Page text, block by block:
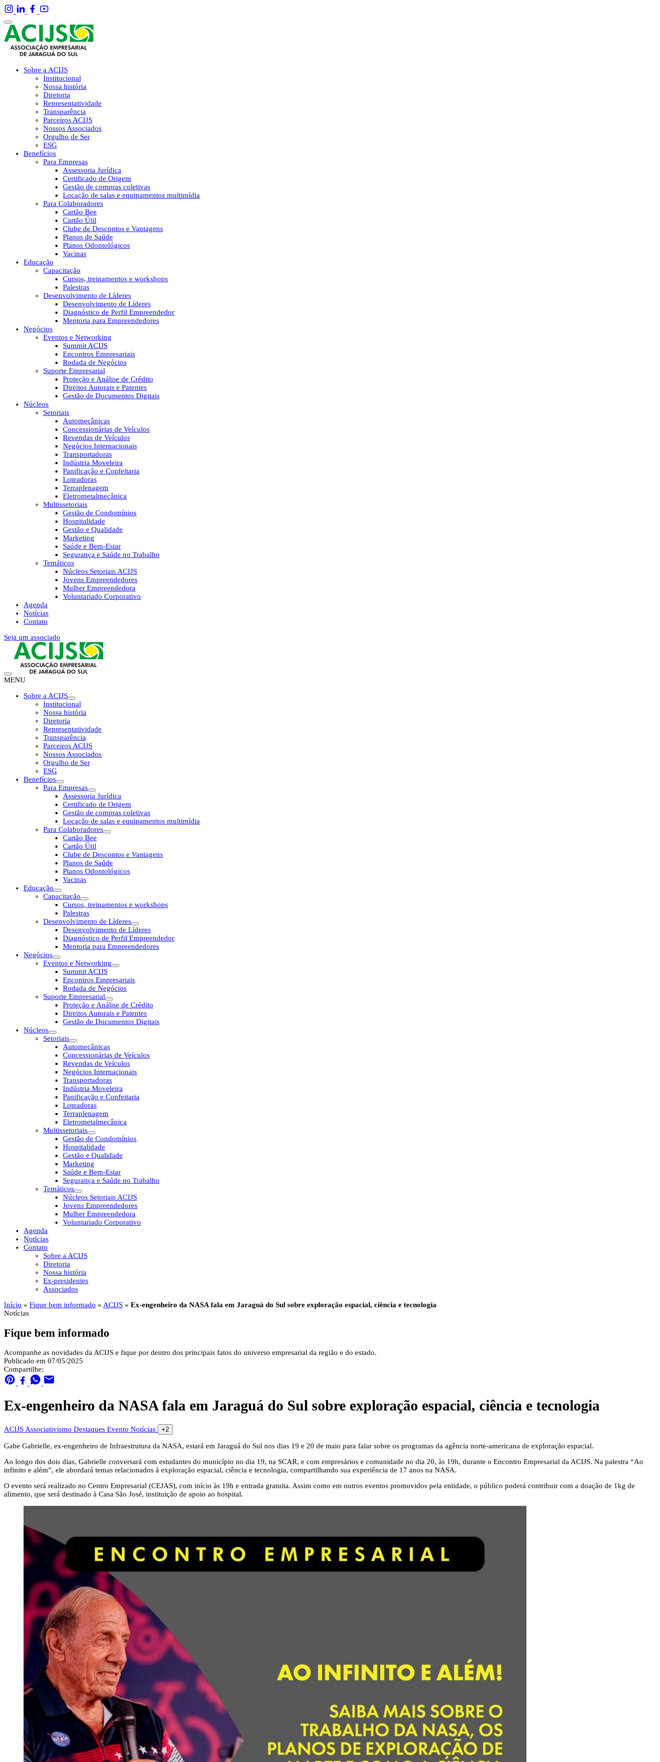
Sobre a ACIJS
Institucional
Nossa história
Diretoria
Representatividade
Transparência
Parceiros ACIJS
Nossos Associados
Orgulho de Ser
ESG
Benefícios
Para Empresas
Assessoria Jurídica
Certificado de Origem
Gestão de compras coletivas
Locação de salas e equipamentos multimídia
Para Colaboradores
Cartão Bee
Cartão Útil
Clube de Descontos e Vantagens
Planos de Saúde
Planos Odontológicos
Vacinas
Educação
Capacitação
Cursos, treinamentos e workshops
Palestras
Desenvolvimento de Líderes
Desenvolvimento de Líderes
Diagnóstico de Perfil Empreendedor
Mentoria para Empreendedores
Negócios
Eventos e Networking
Summit ACIJS
Encontros Empresariais
Rodada de Negócios
Suporte Empresarial
Proteção e Análise de Crédito
Direitos Autorais e Patentes
Gestão de Documentos Digitais
Núcleos
Setoriais
Automecânicas
Concessionárias de Veículos
Revendas de Veículos
Negócios Internacionais
Transportadoras
Indústria Moveleira
Panificação e Confeitaria
Loteadoras
Terraplenagem
Eletrometalmecânica
Multissetoriais
Gestão de Condomínios
Hospitalidade
Gestão e Qualidade
Marketing
Saúde e Bem-Estar
Segurança e Saúde no Trabalho
Temáticos
Núcleos Setoriais ACIJS
Jovens Empreendedores
Mulher Empreendedora
Voluntariado Corporativo
Agenda
Notícias
Contato
Seja um associado
MENU
Sobre a ACIJS
Institucional
Nossa história
Diretoria
Representatividade
Transparência
Parceiros ACIJS
Nossos Associados
Orgulho de Ser
ESG
Benefícios
Para Empresas
Assessoria Jurídica
Certificado de Origem
Gestão de compras coletivas
Locação de salas e equipamentos multimídia
Para Colaboradores
Cartão Bee
Cartão Útil
Clube de Descontos e Vantagens
Planos de Saúde
Planos Odontológicos
Vacinas
Educação
Capacitação
Cursos, treinamentos e workshops
Palestras
Desenvolvimento de Líderes
Desenvolvimento de Líderes
Diagnóstico de Perfil Empreendedor
Mentoria para Empreendedores
Negócios
Eventos e Networking
Summit ACIJS
Encontros Empresariais
Rodada de Negócios
Suporte Empresarial
Proteção e Análise de Crédito
Direitos Autorais e Patentes
Gestão de Documentos Digitais
Núcleos
Setoriais
Automecânicas
Concessionárias de Veículos
Revendas de Veículos
Negócios Internacionais
Transportadoras
Indústria Moveleira
Panificação e Confeitaria
Loteadoras
Terraplenagem
Eletrometalmecânica
Multissetoriais
Gestão de Condomínios
Hospitalidade
Gestão e Qualidade
Marketing
Saúde e Bem-Estar
Segurança e Saúde no Trabalho
Temáticos
Núcleos Setoriais ACIJS
Jovens Empreendedores
Mulher Empreendedora
Voluntariado Corporativo
Agenda
Notícias
Contato
Sobre a ACIJS
Diretoria
Nossa história
Ex-presidentes
Associados
Início » Fique bem informado » ACIJS » Ex-engenheiro da NASA fala em Jaraguá do Sul sobre exploração espacial, ciência e tecnologia
Notícias
Fique bem informado
Acompanhe as novidades da ACIJS e fique por dentro dos principais fatos do universo empresarial da região e do estado.
Publicado em 07/05/2025
Compartilhe:
Ex-engenheiro da NASA fala em Jaraguá do Sul sobre exploração espacial, ciência e tecnologia
ACIJS Associativismo Destaques Evento Notícias +2
Gabe Gabrielle, ex-engenheiro de Infraestrutura da NASA, estará em Jaraguá do Sul nos dias 19 e 20 de maio para falar sobre os programas da agência norte-americana de exploração espacial.
Ao longo dos dois dias, Gabrielle conversará com estudantes do município no dia 19, na SCAR, e com empresários e comunidade no dia 20, às 19h, durante o Encontro Empresarial da ACIJS. Na palestra “Ao
infinito e além”, ele abordará temas relacionados à exploração espacial, ciência e tecnologia, compartilhando sua experiência de 17 anos na NASA.
O evento será realizado no Centro Empresarial (CEJAS), com início às 19h e entrada gratuita. Assim como em outros eventos promovidos pela entidade, o público poderá contribuir com a doação de 1kg de
alimento, que será destinado à Casa São José, instituição de apoio ao hospital.